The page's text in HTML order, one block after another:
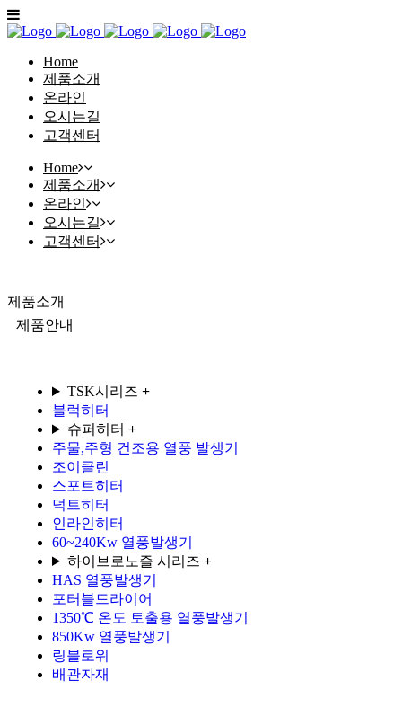
Home
제품소개
온라인
오시는길
고객센터
Home
제품소개
온라인
오시는길
고객센터
제품소개
제품안내
TSK시리즈 +
블럭히터
슈퍼히터 +
주물,주형 건조용 열풍 발생기
조이클린
스포트히터
덕트히터
인라인히터
60~240Kw 열풍발생기
하이브로노즐 시리즈 +
HAS 열풍발생기
포터블드라이어
1350℃ 온도 토출용 열풍발생기
850Kw 열풍발생기
링블로워
배관자재